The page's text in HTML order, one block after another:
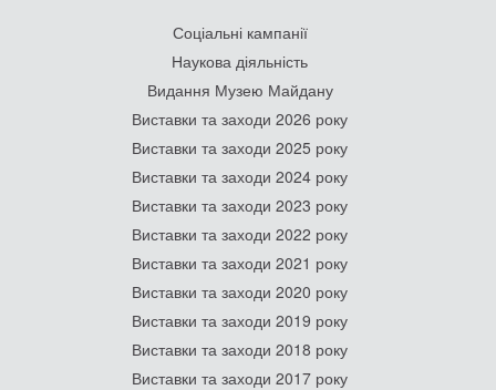
Соціальні кампанії
Наукова діяльність
Видання Музею Майдану
Виставки та заходи 2026 року
Виставки та заходи 2025 року
Виставки та заходи 2024 року
Виставки та заходи 2023 року
Виставки та заходи 2022 року
Виставки та заходи 2021 року
Виставки та заходи 2020 року
Виставки та заходи 2019 року
Виставки та заходи 2018 року
Виставки та заходи 2017 року